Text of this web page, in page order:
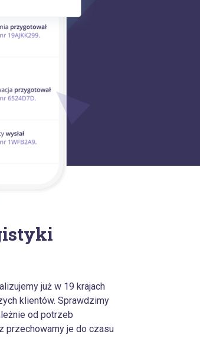
już w 19 krajach
klientów. Sprawdzimy
od potrzeb
przechowamy je do czasu